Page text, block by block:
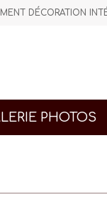
DÉCORATION
PHOTOS